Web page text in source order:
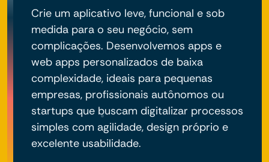
Crie um aplicativo leve, funcional e sob
medida para o seu negócio, sem
complicações. Desenvolvemos apps e
web apps personalizados de baixa
complexidade, ideais para pequenas
empresas, profissionais autônomos ou
startups que buscam digitalizar processos
simples com agilidade, design próprio e
excelente usabilidade.